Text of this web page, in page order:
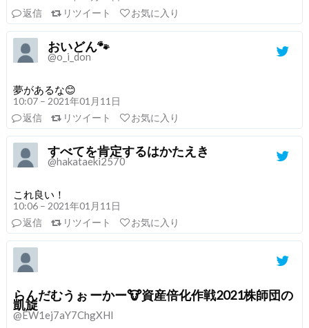
返信
リツイート お気に入り
おいどん🐾
@o_i_don
夢があるな😊
10:07 – 2021年01月11日
返信
リツイート お気に入り
すべてを肯定するはかたえき
@hakataeki2570
これ良い！
10:06 – 2021年01月11日
返信
リツイート お気に入り
らんだむうぉ ーかー🐮資産倍化作戦2021株師団の
凱旋
@EW1ej7aY7ChgXHI